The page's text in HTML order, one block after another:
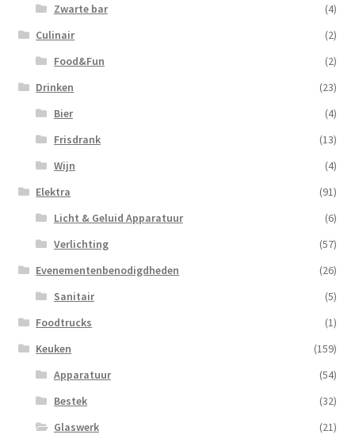
Zwarte bar
(4)
Culinair
(2)
Food&Fun
(2)
Drinken
(23)
Bier
(4)
Frisdrank
(13)
Wijn
(4)
Elektra
(91)
Licht & Geluid Apparatuur
(6)
Verlichting
(57)
Evenementenbenodigdheden
(26)
Sanitair
(5)
Foodtrucks
(1)
Keuken
(159)
Apparatuur
(54)
Bestek
(32)
Glaswerk
(21)